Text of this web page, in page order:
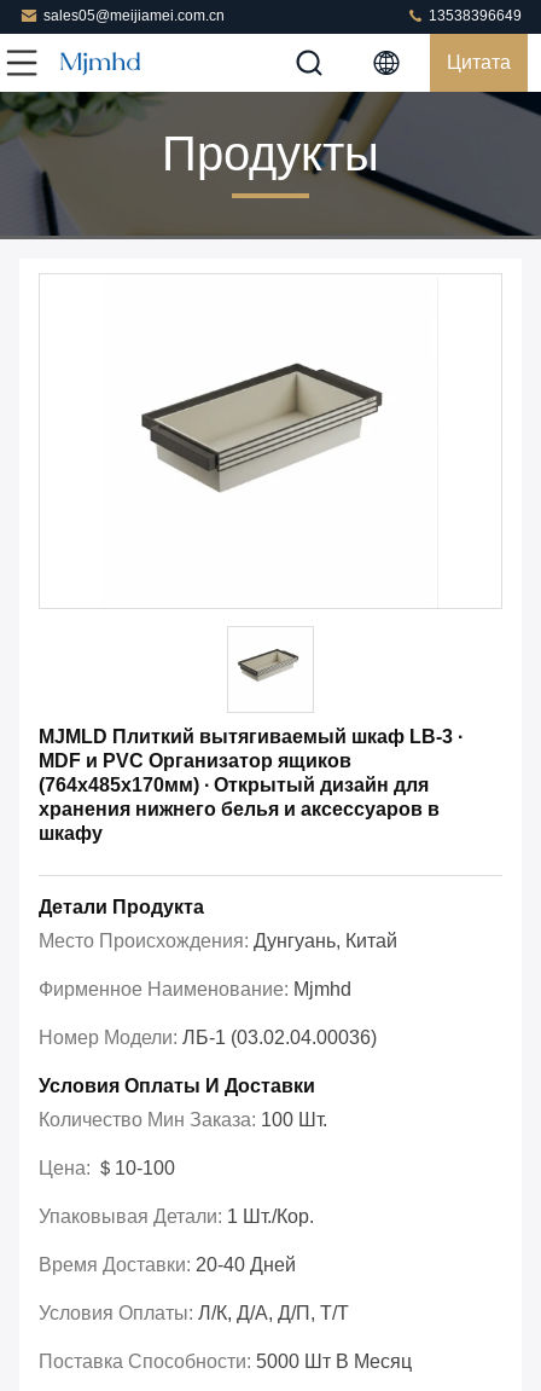
sales05@meijiamei.com.cn 13538396649
Цитата
Продукты
MJMLD Плиткий вытягиваемый шкаф LB-3 ∙
MDF и PVC Организатор ящиков
(764x485x170мм) ∙ Открытый дизайн для
хранения нижнего белья и аксессуаров в
шкафу
Детали Продукта
Место Происхождения: Дунгуань, Китай
Фирменное Наименование: Mjmhd
Номер Модели: ЛБ-1 (03.02.04.00036)
Условия Оплаты И Доставки
Количество Мин Заказа: 100 Шт.
Цена: ＄10-100
Упаковывая Детали: 1 Шт./кор.
Время Доставки: 20-40 Дней
Условия Оплаты: Л/К, Д/А, Д/П, Т/Т
Поставка Способности: 5000 Шт В Месяц